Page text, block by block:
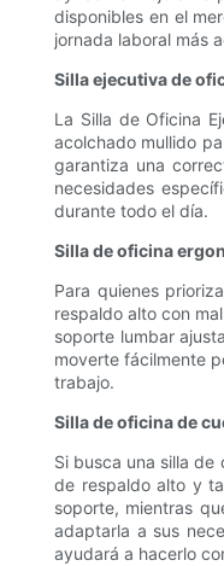
disponibles en el
jornada laboral más
Silla ejecutiva de
La Silla de Oficina
acolchado mullido
garantiza una
necesidades
durante todo el día.
Silla de oficina
Para quienes
respaldo alto con
soporte lumbar
moverte fácilmente
trabajo.
Silla de oficina de
Si busca una silla
de respaldo alto y
soporte, mientras
adaptarla a sus
ayudará a hacerlo